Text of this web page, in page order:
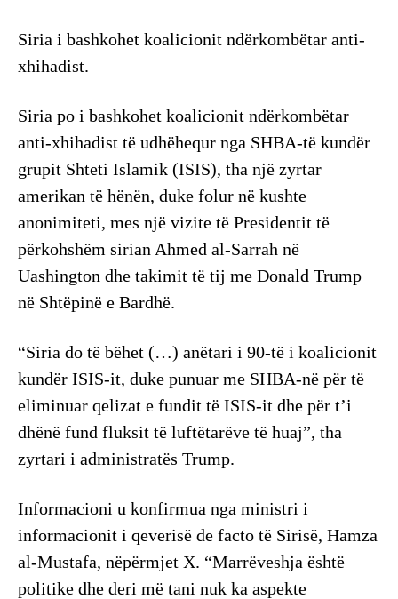
Siria i bashkohet koalicionit ndërkombëtar anti-
xhihadist.
Siria po i bashkohet koalicionit ndërkombëtar
anti-xhihadist të udhëhequr nga SHBA-të kundër
grupit Shteti Islamik (ISIS), tha një zyrtar
amerikan të hënën, duke folur në kushte
anonimiteti, mes një vizite të Presidentit të
përkohshëm sirian Ahmed al-Sarrah në
Uashington dhe takimit të tij me Donald Trump
në Shtëpinë e Bardhë.
“Siria do të bëhet (…) anëtari i 90-të i koalicionit
kundër ISIS-it, duke punuar me SHBA-në për të
eliminuar qelizat e fundit të ISIS-it dhe për t’i
dhënë fund fluksit të luftëtarëve të huaj”, tha
zyrtari i administratës Trump.
Informacioni u konfirmua nga ministri i
informacionit i qeverisë de facto të Sirisë, Hamza
al-Mustafa, nëpërmjet X. “Marrëveshja është
politike dhe deri më tani nuk ka aspekte